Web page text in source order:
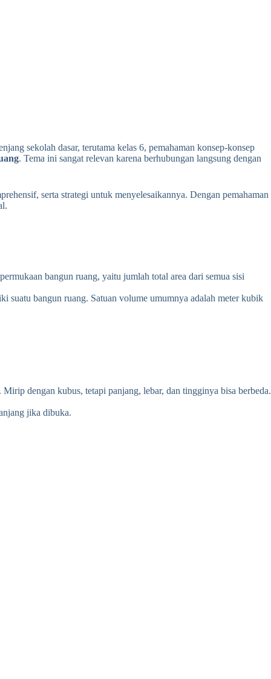
sekolah dasar, terutama kelas 6, pemahaman konsep-konsep
. Tema ini sangat relevan karena berhubungan langsung dengan
serta strategi untuk menyelesaikannya. Dengan pemahaman
bangun ruang, yaitu jumlah total area dari semua sisi
suatu bangun ruang. Satuan volume umumnya adalah meter kubik
dengan kubus, tetapi panjang, lebar, dan tingginya bisa berbeda.
jika dibuka.